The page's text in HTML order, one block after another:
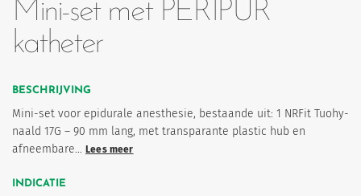
Mini-set met PERIPUR
katheter
BESCHRIJVING
Mini-set voor epidurale anesthesie, bestaande uit: 1 NRFit Tuohy-
naald 17G – 90 mm lang, met transparante plastic hub en
afneembare… Lees meer
INDICATIE